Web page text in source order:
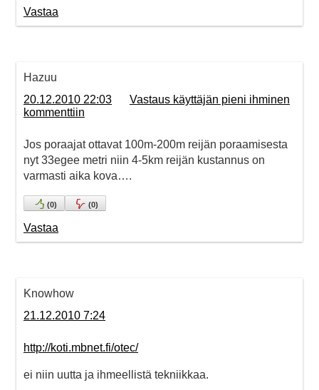
Vastaa
Hazuu
20.12.2010 22:03
Vastaus käyttäjän pieni ihminen
kommenttiin
Jos poraajat ottavat 100m-200m reijän poraamisesta
nyt 33egee metri niin 4-5km reijän kustannus on
varmasti aika kova….
(0) (0)
Vastaa
Knowhow
21.12.2010 7:24
http://koti.mbnet.fi/otec/
ei niin uutta ja ihmeellistä tekniikkaa.